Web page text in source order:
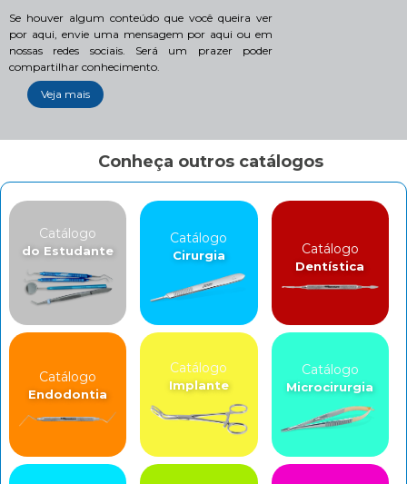
Se houver algum conteúdo que você queira ver
por aqui, envie uma mensagem por aqui ou em
nossas redes sociais. Será um prazer poder
compartilhar conhecimento.
Veja mais
Conheça outros catálogos
Catálogo
do Estudante
Catálogo
Cirurgia Catálogo
Dentística
Catálogo
Endodontia
Catálogo
Implante
Catálogo
Microcirurgia